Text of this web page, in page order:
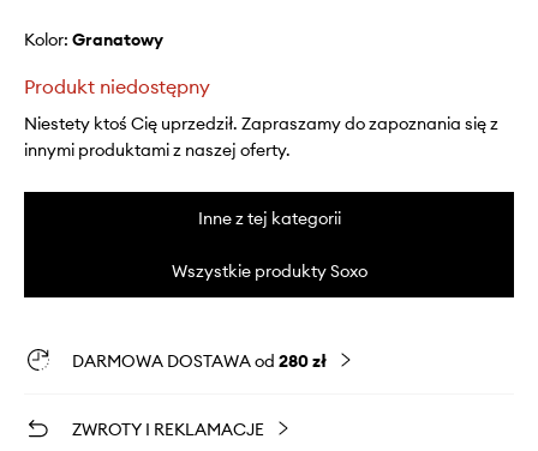
Kolor: granatowy
Produkt niedostępny
Niestety ktoś Cię uprzedził. Zapraszamy do zapoznania się z
innymi produktami z naszej oferty.
Inne z tej kategorii
Wszystkie produkty Soxo
DARMOWA DOSTAWA od 280 zł
ZWROTY I REKLAMACJE